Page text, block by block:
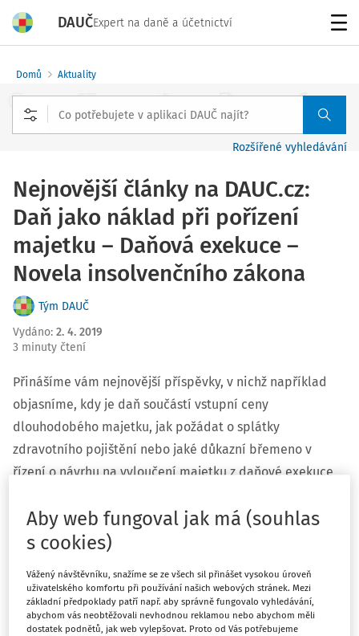
DAUČExpert na daně a účetnictví
Domů Aktuality
Rozšířené vyhledávání
Nejnovější články na DAUC.cz:
Daň jako náklad při pořízení
majetku – Daňová exekuce –
Novela insolvenčního zákona
Tým DAUČ
Vydáno: 2. 4. 2019
3 minuty čtení
Přinášíme vám nejnovější příspěvky, v nichž například
objasníme, kdy je daň součástí vstupní ceny
dlouhodobého majetku, jak požádat o splátky
zdravotního pojištění nebo jaké důkazní břemeno v
řízení o návrhu na vyloučení majetku z daňové exekuce
Příspěvky budou součástí právě připravovaného tištěného
koncem příštího týdne. Již nyní však předplatitelé našich
verzí DAUC a EXPERT mají články k dispozici v sekciOBSAH
/ ODBORNÉ ČLÁNKY.
Aby web fungoval jak má (souhlas
s cookies)
Vážený návštěvníku, snažíme se ze všech sil přinášet vysokou úroveň
uživatelského komfortu při používání našich webových stránek. Mezi
základní předpoklady patří např. aby správně fungovalo vyhledávání,
abychom vás neobtěžovali nevhodnou reklamou nebo abychom měli
dostatek podnětů, jak web vylepšovat. Proto od Vás potřebujeme